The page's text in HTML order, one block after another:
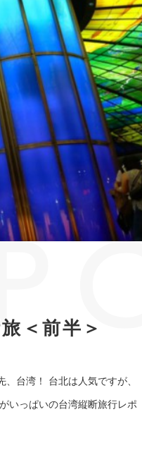
＜前半＞
台湾！ 台北は人気ですが、
いっぱいの台湾縦断旅行レポ